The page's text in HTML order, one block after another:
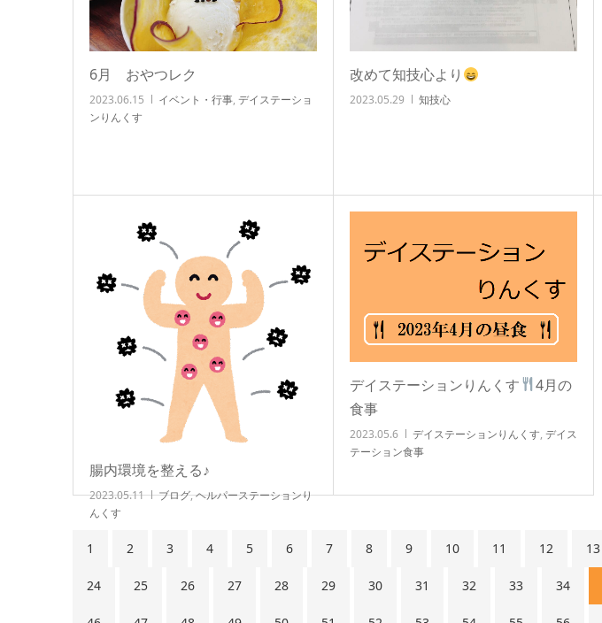
6月 おやつレク
2023.06.15 イベント・行事, デイステーショ
ンりんくす
改めて知技心より
2023.05.29 知技心
腸内環境を整える♪
2023.05.11 ブログ,ヘルパーステーションり
んくす
デイステーションりんくす
4月の
食事
2023.05.6 デイステーションりんくす, デイス
テーション食事
1 2 3 4 5 6 7 8 9 10 11 12 13
24 25 26 27 28 29 30 31 32 33 34